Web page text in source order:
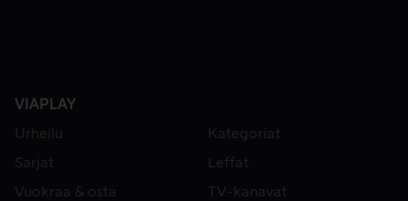
VIAPLAY
Urheilu
Kategoriat
Sarjat
Leffat
Vuokraa & osta
TV-kanavat